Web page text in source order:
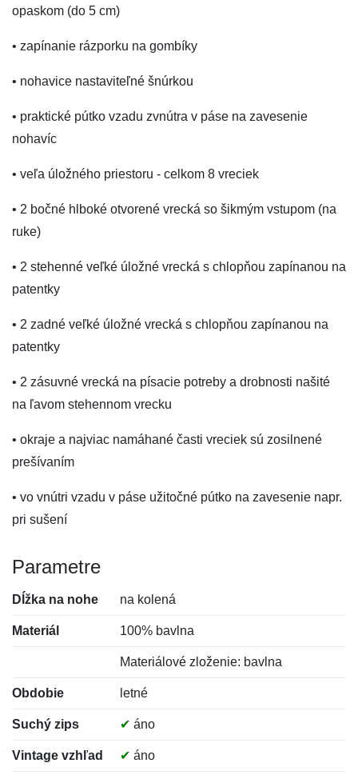
opaskom (do 5 cm)
• zapínanie rázporku na gombíky
• nohavice nastaviteľné šnúrkou
• praktické pútko vzadu zvnútra v páse na zavesenie
nohavíc
• veľa úložného priestoru - celkom 8 vreciek
• 2 bočné hlboké otvorené vrecká so šikmým vstupom (na
ruke)
• 2 stehenné veľké úložné vrecká s chlopňou zapínanou na
patentky
• 2 zadné veľké úložné vrecká s chlopňou zapínanou na
patentky
• 2 zásuvné vrecká na písacie potreby a drobnosti našité
na ľavom stehennom vrecku
• okraje a najviac namáhané časti vreciek sú zosilnené
prešívaním
• vo vnútri vzadu v páse užitočné pútko na zavesenie napr.
pri sušení
Parametre
Dĺžka na nohe na kolená
Materiál 100% bavlna
Materiálové zloženie: bavlna
Obdobie letné
Suchý zips ✔ áno
Vintage vzhľad ✔ áno